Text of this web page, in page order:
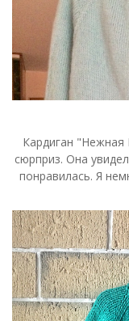
узор "соты",
уже вязала
несложно.
спицами номер 3
ровно 5
свободное
карманами,
Рукав решила
сшивания почти не
Кардиган "Нежная
сюрприз. Она
понравилась. Я